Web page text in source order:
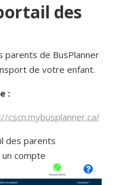
des
parents de BusPlanner
de votre enfant.
:
cscn.mybusplanner.ca/
des parents
compte